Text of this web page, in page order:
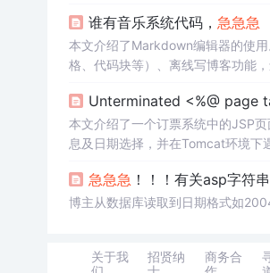
谁有音乐系统代码， 急急急
本文介绍了Markdown编辑器的使
格、代码块等）、离线写博客功能
Unterminated <%@ page
本文介绍了一个订票系统中的JSP
息及日期选择，并在Tomcat环境下
急急急 ！！！有关asp字符
博主从数据库读取到日期格式如
关于我
招贤纳
商务合